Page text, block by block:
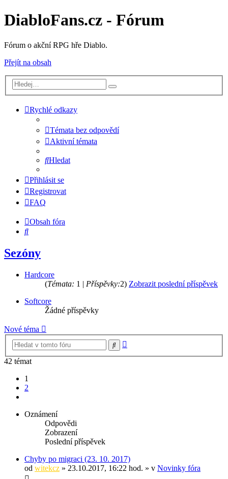
DiabloFans.cz - Fórum
Fórum o akční RPG hře Diablo.
Přejít na obsah
Rychlé odkazy
Témata bez odpovědí
Aktivní témata
Hledat
Přihlásit se
Registrovat
FAQ
Obsah fóra
Hledat
Sezóny
Hardcore
(Témata: 1 | Příspěvky:2) Zobrazit poslední příspěvek
Softcore
Žádné příspěvky
Nové téma
Hledat
42 témat
1
2
Oznámení
Odpovědi
Zobrazení
Poslední příspěvek
Chyby po migraci (23. 10. 2017)
od witekcz » 23.10.2017, 16:22 hod. » v Novinky fóra